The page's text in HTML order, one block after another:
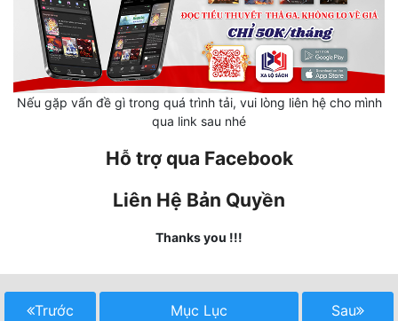
Kiếm Hiệp
Kỳ Huyễn
Kỳ Ảo
Mạt Thế
Mỹ Thực
Nếu gặp vấn đề gì trong quá trình tải, vui lòng liên hệ cho mình
qua link sau nhé
Hỗ trợ qua Facebook
Liên Hệ Bản Quyền
Thanks you !!!
Trước Mục Lục Sau